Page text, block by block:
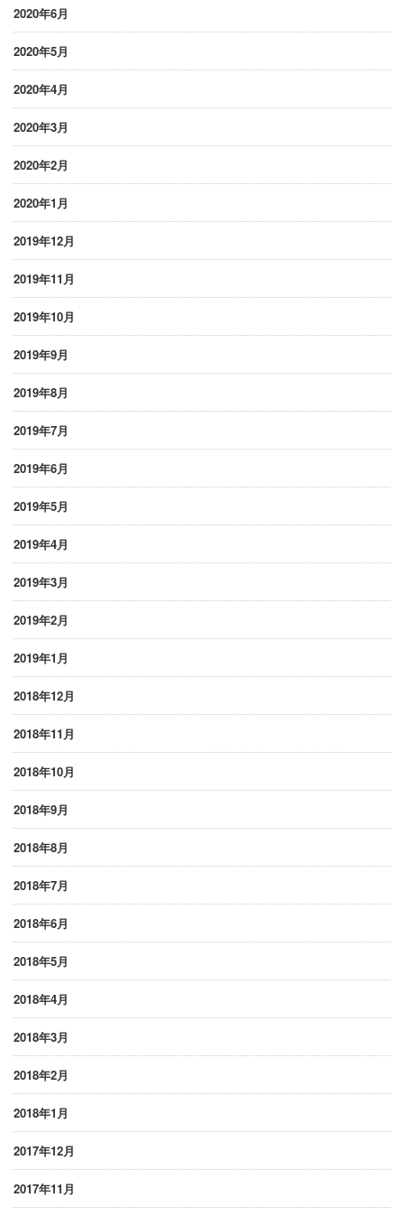
2020年6月
2020年5月
2020年4月
2020年3月
2020年2月
2020年1月
2019年12月
2019年11月
2019年10月
2019年9月
2019年8月
2019年7月
2019年6月
2019年5月
2019年4月
2019年3月
2019年2月
2019年1月
2018年12月
2018年11月
2018年10月
2018年9月
2018年8月
2018年7月
2018年6月
2018年5月
2018年4月
2018年3月
2018年2月
2018年1月
2017年12月
2017年11月